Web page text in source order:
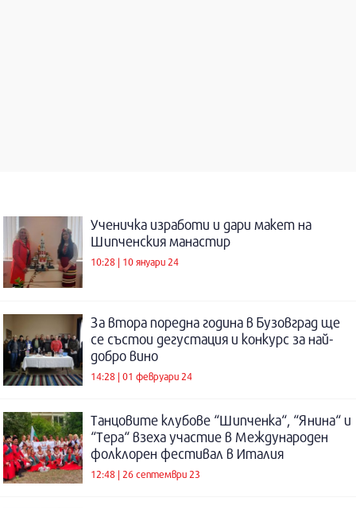
Ученичка изработи и дари макет на
Шипченския манастир
10:28 | 10 януари 24
За втора поредна година в Бузовград ще
се състои дегустация и конкурс за най-
добро вино
14:28 | 01 февруари 24
Танцовите клубове “Шипченка“, “Янина“ и
“Тера“ взеха участие в Международен
фолклорен фестивал в Италия
12:48 | 26 септември 23